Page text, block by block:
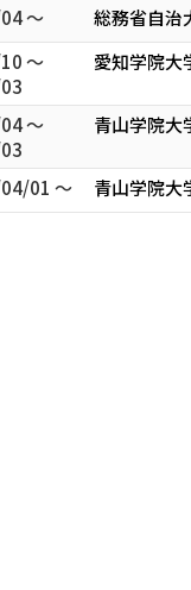
～
総務省自治
～
愛知学院大
～
青山学院大
01 ～ 青山学院大